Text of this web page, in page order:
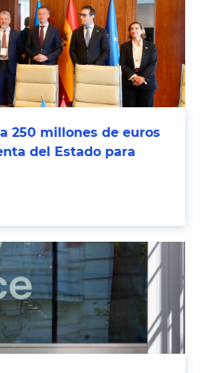
250 millones de euros
del Estado para